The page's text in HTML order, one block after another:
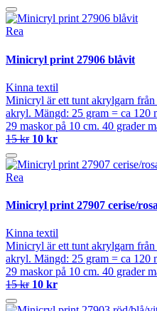
Rea
Minicryl print 27906 blåvit
Kinna textil
Minicryl är ett tunt akrylgarn
akryl. Mängd: 25 gram = ca 120
29 maskor på 10 cm. 40 grader
15 kr 10 kr
Rea
Minicryl print 27907 cerise/
Kinna textil
Minicryl är ett tunt akrylgarn
akryl. Mängd: 25 gram = ca 120
29 maskor på 10 cm. 40 grader
15 kr 10 kr